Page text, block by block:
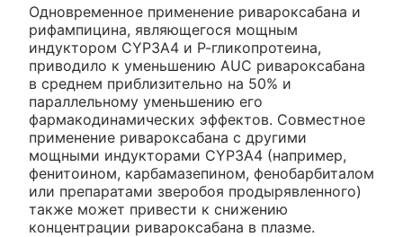
Одновременное применение ривароксабана и
рифампицина, являющегося мощным
индуктором CYP3A4 и Р-гликопротеина,
приводило к уменьшению AUC ривароксабана
в среднем приблизительно на 50% и
параллельному уменьшению его
фармакодинамических эффектов. Совместное
применение ривароксабана с другими
мощными индукторами CYP3A4 (например,
фенитоином, карбамазепином, фенобарбиталом
или препаратами зверобоя продырявленного)
также может привести к снижению
концентрации ривароксабана в плазме.